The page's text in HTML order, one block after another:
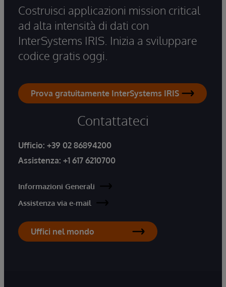
Costruisci applicazioni mission critical
ad alta intensità di dati con
InterSystems IRIS. Inizia a sviluppare
codice gratis oggi.
Prova gratuitamente InterSystems IRIS
Contattateci
Ufficio: +39 02 86894200
Assistenza: +1 617 6210700
Informazioni Generali
Assistenza via e-mail
Uffici nel mondo